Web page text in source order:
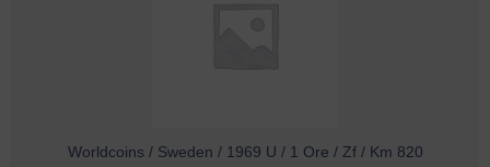
Worldcoins / Sweden / 1969 U / 1 Ore / Zf / Km 820